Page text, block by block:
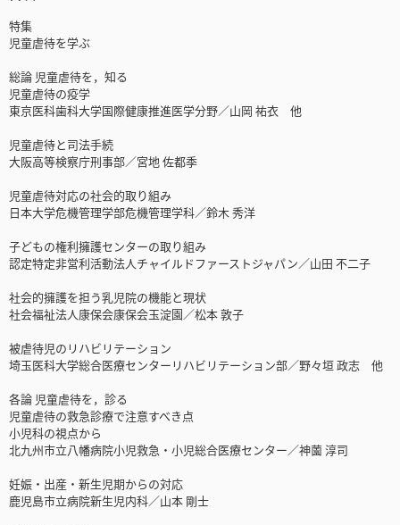
特集
児童虐待を学ぶ
総論 児童虐待を，知る
児童虐待の疫学
東京医科歯科大学国際健康推進医学分野／山岡 祐衣 他
児童虐待と司法手続
大阪高等検察庁刑事部／宮地 佐都季
児童虐待対応の社会的取り組み
日本大学危機管理学部危機管理学科／鈴木 秀洋
子どもの権利擁護センターの取り組み
認定特定非営利活動法人チャイルドファーストジャパン／山田 不二子
社会的擁護を担う乳児院の機能と現状
社会福祉法人康保会康保会玉淀園／松本 敦子
被虐待児のリハビリテーション
埼玉医科大学総合医療センターリハビリテーション部／野々垣 政志 他
各論 児童虐待を，診る
児童虐待の救急診療で注意すべき点
小児科の視点から
北九州市立八幡病院小児救急・小児総合医療センター／神薗 淳司
妊娠・出産・新生児期からの対応
鹿児島市立病院新生児内科／山本 剛士